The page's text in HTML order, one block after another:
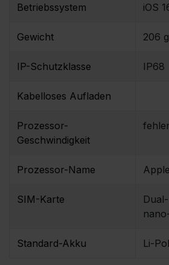
Betriebssystem iOS
Gewicht 206 g
IP-Schutzklasse IP68
Kabelloses Aufladen
Prozessor-
Geschwindigkeit
Prozessor-Name
SIM-Karte
Standard-Akku Li-